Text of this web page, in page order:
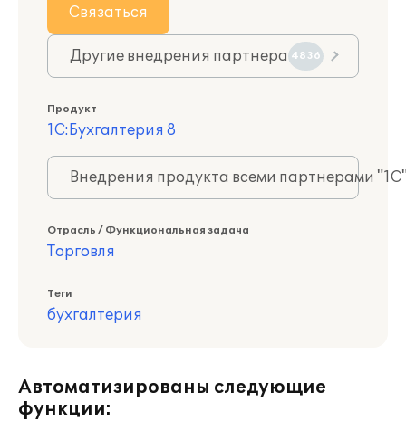
Связаться
Другие внедрения партнера 4836
Продукт
1С:Бухгалтерия 8
Внедрения продукта всеми партнерами
Отрасль / Функциональная задача
Торговля
Теги
бухгалтерия
Автоматизированы следующие
функции: